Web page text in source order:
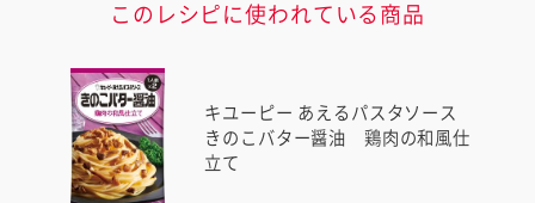
このレシピに使われている商品
キユーピー あえるパスタソース
きのこバター醤油 鶏肉の和風仕
立て